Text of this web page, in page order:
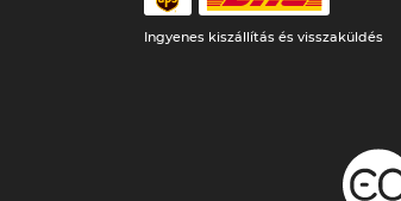
Ingyenes kiszállítás és visszaküldés